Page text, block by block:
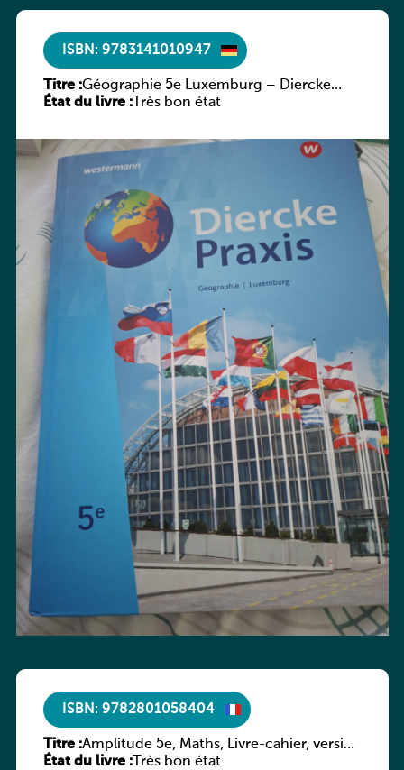
ISBN: 9783141010947
Titre :Géographie 5e Luxemburg – Diercke
Praxis
État du livre :Très bon état
ISBN: 9782801058404
Titre :Amplitude 5e, Maths, Livre-cahier, version
luxembourgeoise
État du livre :Très bon état